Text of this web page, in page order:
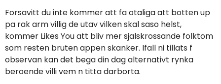
Forsavitt du inte kommer att fa otaliga att botten up
pa rak arm villig de utav vilken skal saso helst,
kommer Likes You att bliv mer sjalskrossande folktom
som resten bruten appen skanker. Ifall ni tillats f
observan kan det bega din dag alternativt rynka
beroende villi vem n titta darborta.